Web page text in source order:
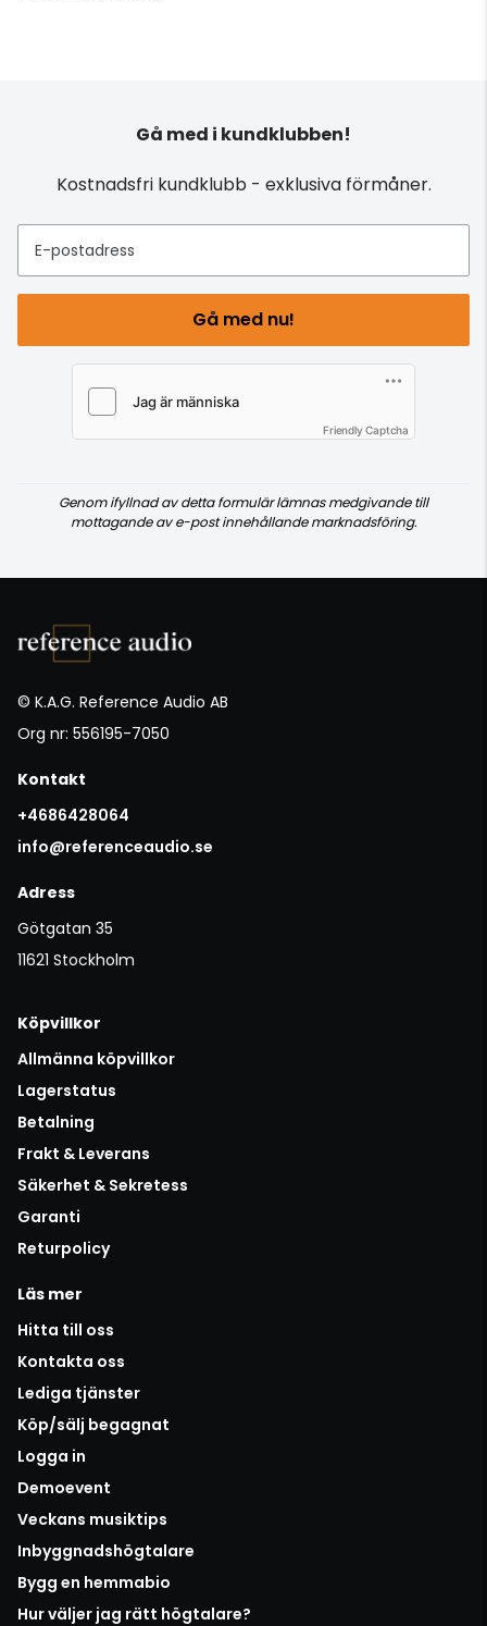
Gå med i kundklubben!
Kostnadsfri kundklubb - exklusiva förmåner.
E-postadress
Gå med nu!
Friendly Captcha
Genom ifyllnad av detta formulär lämnas medgivande till
mottagande av e-post innehållande marknadsföring.
© K.A.G. Reference Audio AB
Org nr: 556195-7050
Kontakt
+4686428064
info@referenceaudio.se
Adress
Götgatan 35
11621 Stockholm
Köpvillkor
Allmänna köpvillkor
Lagerstatus
Betalning
Frakt & Leverans
Säkerhet & Sekretess
Garanti
Returpolicy
Läs mer
Hitta till oss
Kontakta oss
Lediga tjänster
Köp/sälj begagnat
Logga in
Demoevent
Veckans musiktips
Inbyggnadshögtalare
Bygg en hemmabio
Hur väljer jag rätt högtalare?